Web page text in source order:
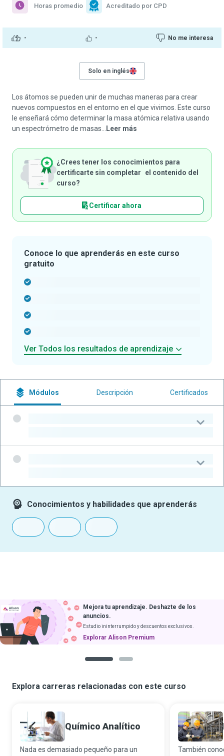
- - No me interesa
Horas promedio Acreditado por CPD
Solo en inglés
Los átomos se pueden unir de muchas maneras para crear
nuevos compuestos en el entorno en el que vivimos. Este curso
le enseñará cómo determinar la masa atómica relativa usando
un espectrómetro de masas...
Leer más
¿Crees tener los conocimientos para
certificarte sin completar el contenido del
curso?
Certificar ahora
Conoce lo que aprenderás en este curso
gratuito
Ver Todos los resultados de aprendizaje
Módulos Descripción Certificados
Conocimientos y habilidades que aprenderás
Mejora tu aprendizaje. Deshazte de los
anuncios.
Estudio ininterrumpido y descuentos exclusivos.
Explorar Alison Premium
Explora carreras relacionadas con este curso
Químico Analítico
Nada es demasiado pequeño para un También